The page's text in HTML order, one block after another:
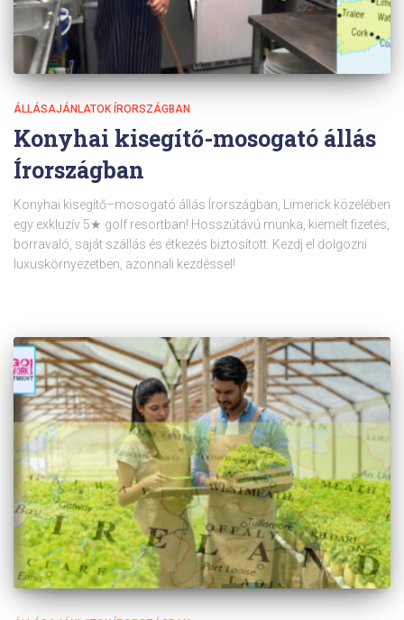
ÁLLÁSAJÁNLATOK ÍRORSZÁGBAN
Konyhai kisegítő-mosogató állás
Írországban
Konyhai kisegítő–mosogató állás Írországban, Limerick közelében
egy exkluzív 5★ golf resortban! Hosszútávú munka, kiemelt fizetés,
borravaló, saját szállás és étkezés biztosított. Kezdj el dolgozni
luxuskörnyezetben, azonnali kezdéssel!